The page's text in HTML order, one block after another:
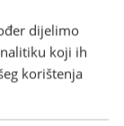
Autor
Veličina
dijelimo
koji ih
korištenja